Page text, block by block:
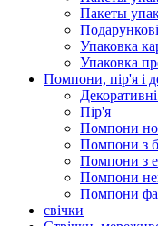
Пакеты
Упаковка
Упаковка
Помпони, пір'я і
Декоративні
Пір'я
Помпони
Помпони з
Помпони з
Помпони
Помпони
свічки